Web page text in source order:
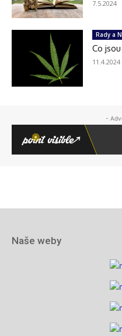
Naše weby